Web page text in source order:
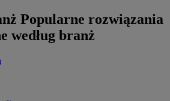
Popularne rozwiązania
według branż